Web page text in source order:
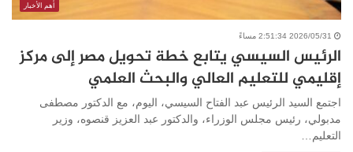
أهم الأخبار
2026/05/31 2:51:34 مساءً
الرئيس السيسي يتابع خطة تحويل مصر إلى مركز
إقليمي للتعليم العالي والبحث العلمي
اجتمع السيد الرئيس عبد الفتاح السيسي، اليوم، مع الدكتور مصطفى
مدبولي، رئيس مجلس الوزراء، والدكتور عبد العزيز قنصوه، وزير
التعليم…